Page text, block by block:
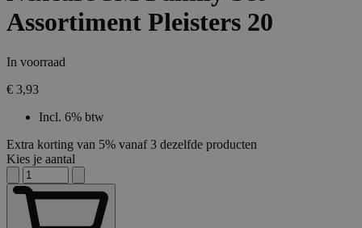
Assortiment Pleisters 20
In voorraad
€ 3,93
Incl. 6% btw
Extra korting van 5% vanaf 3 dezelfde producten
Kies je aantal